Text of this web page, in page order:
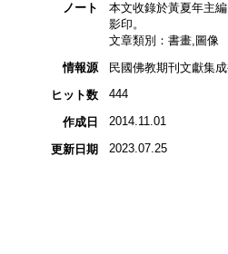
ノート
本文收錄於黃夏年主
影印。
文章類別：書畫,圖像
情報源
民國佛教期刊文獻集
ヒット数
444
作成日 2014.11.01
更新日期 2023.07.25